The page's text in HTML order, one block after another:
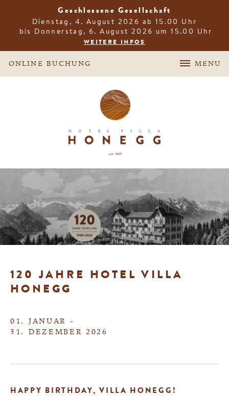
Geschlossene Gesellschaft
Dienstag, 4. August 2026 ab 15.00 Uhr
bis Donnerstag, 6. August 2026 um 15.00 Uhr
WEITERE INFOS
ONLINE BUCHUNG MENU
120 JAHRE HOTEL VILLA
HONEGG
01. JANUAR –
31. DEZEMBER 2026
HAPPY BIRTHDAY, VILLA HONEGG!